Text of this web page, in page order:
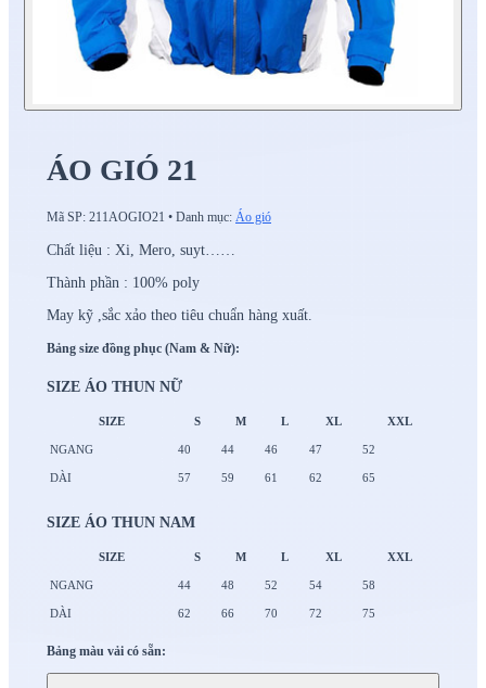
ÁO GIÓ 21
Mã SP: 211AOGIO21 • Danh mục: Áo gió
Chất liệu : Xi, Mero, suyt……
Thành phần : 100% poly
May kỹ ,sắc xảo theo tiêu chuẩn hàng xuất.
Bảng size đồng phục (Nam & Nữ):
SIZE ÁO THUN NỮ
SIZE S M L XL XXL
NGANG 40 44 46 47 52
DÀI 57 59 61 62 65
SIZE ÁO THUN NAM
SIZE S M L XL XXL
NGANG 44 48 52 54 58
DÀI 62 66 70 72 75
Bảng màu vải có sẵn: